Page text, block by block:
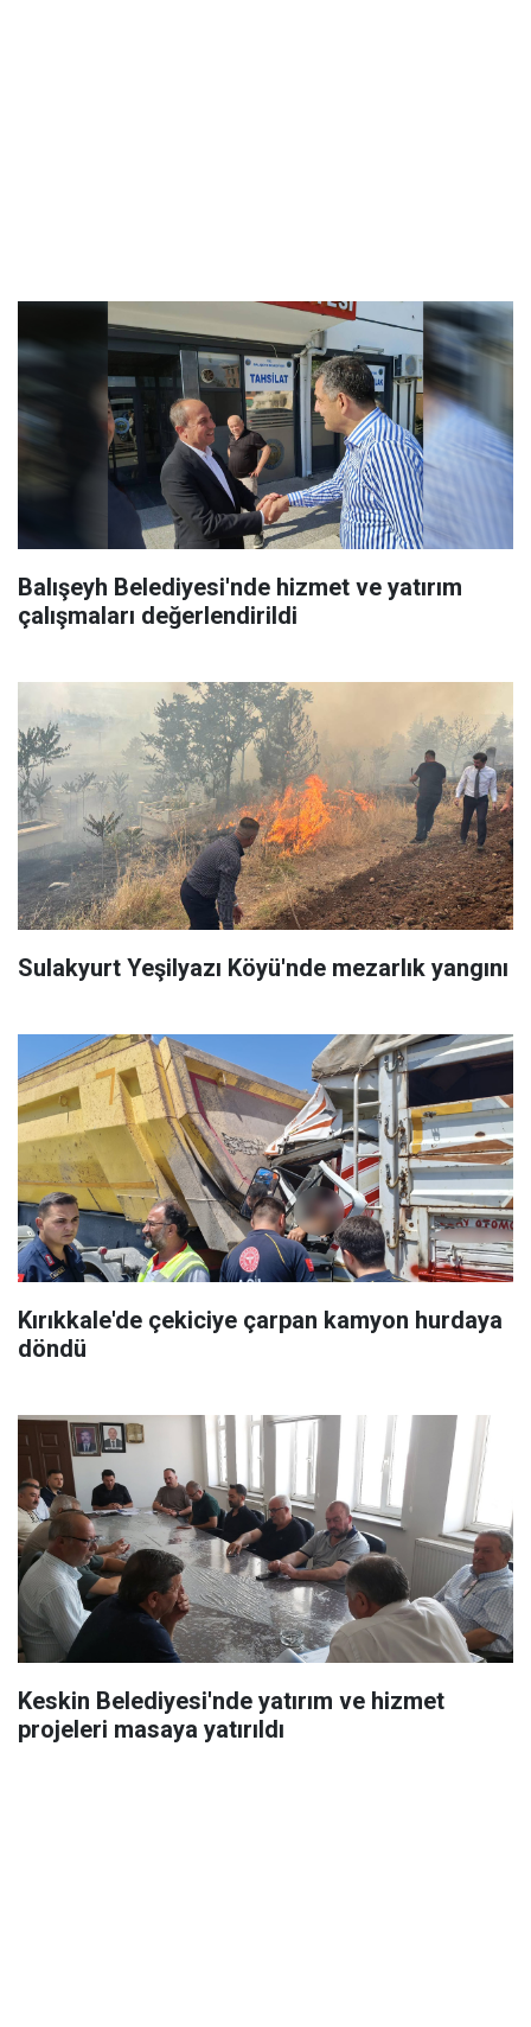
Balışeyh Belediyesi'nde hizmet ve yatırım
çalışmaları değerlendirildi
Sulakyurt Yeşilyazı Köyü'nde mezarlık yangını
Kırıkkale'de çekiciye çarpan kamyon hurdaya
döndü
Keskin Belediyesi'nde yatırım ve hizmet
projeleri masaya yatırıldı